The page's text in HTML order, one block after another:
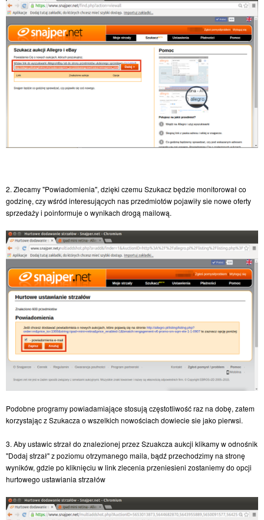
2. Zlecamy "Powiadomienia", dzięki czemu Szukacz będzie monitorował co
godzinę, czy wśród interesujących nas przedmiotów pojawiły sie nowe oferty
sprzedaży i poinformuje o wynikach drogą mailową.
Podobne programy powiadamiające stosują częstotliwość raz na dobę, zatem
korzystając z Szukacza o wszelkich nowościach dowiecie sie jako pierwsi.
3. Aby ustawic strzał do znalezionej przez Szuakcza aukcji klikamy w odnośnik
"Dodaj strzał" z poziomu otrzymanego maila, bądź przechodzimy na stronę
wyników, gdzie po kliknięciu w link zlecenia przeniesieni zostaniemy do opcji
hurtowego ustawiania strzałów